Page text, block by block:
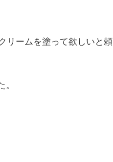
リームを塗って欲しいと頼